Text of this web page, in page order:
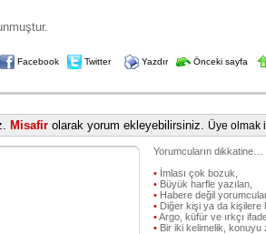
Facebook Twitter Yazdır Önceki sayfa
Misafir olarak yorum ekleyebilirsiniz. Üye olmak
Yorumcuların dikkatine…
• İmlası çok bozuk,
• Büyük harfle yazılan,
• Habere değil
• Diğer kişi ya da kişilere
•Argo, küfür ve ırkçı
• Bir iki kelimelik, konuyu